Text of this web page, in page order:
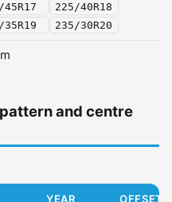
45R17
225/40R18
35R19
235/30R20
and centre
YEAR OFFSET